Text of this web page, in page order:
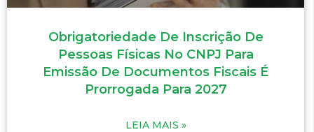
Obrigatoriedade De Inscrição De
Pessoas Físicas No CNPJ Para
Emissão De Documentos Fiscais É
Prorrogada Para 2027
LEIA MAIS »